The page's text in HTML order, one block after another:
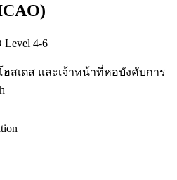
4-6
สเตส และเจ้าหน้าที่หอบังคับการ